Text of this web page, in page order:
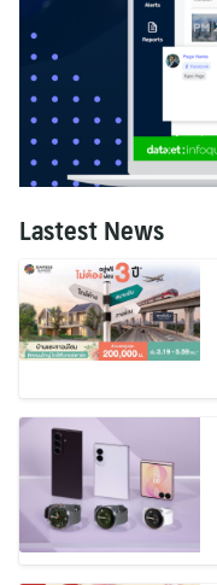
Lastest News